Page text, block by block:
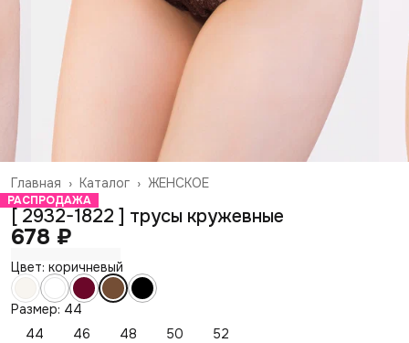
ЖЕНСКОЕ
Каталог ›
Главная ›
РАСПРОДАЖА
[ 2932-1822 ] трусы кружевные
678 ₽
Цвет: коричневый
Размер: 44
44
46 48 50 52